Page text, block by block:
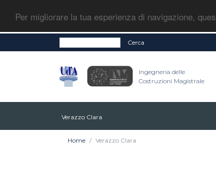
Per migliorare la tua esperienza di navigazione,
Cerca
Ingegneria delle
Costruzioni Magistrale
Verazzo Clara
Home Verazzo Clara